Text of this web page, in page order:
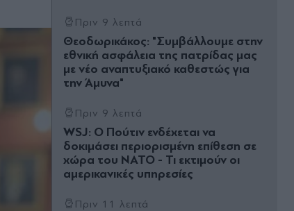
Πριν 9 λεπτά
Θεοδωρικάκος: "Συμβάλλουμε στην
εθνική ασφάλεια της πατρίδας μας
με νέο αναπτυξιακό καθεστώς για
την Άμυνα"
Πριν 9 λεπτά
WSJ: Ο Πούτιν ενδέχεται να
δοκιμάσει περιορισμένη επίθεση σε
χώρα του ΝΑΤΟ - Τι εκτιμούν οι
αμερικανικές υπηρεσίες
Πριν 11 λεπτά